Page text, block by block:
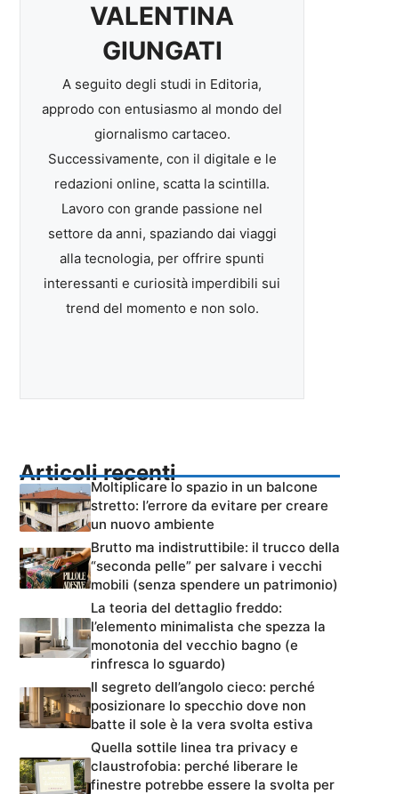
VALENTINA
GIUNGATI
A seguito degli studi in Editoria,
approdo con entusiasmo al mondo del
giornalismo cartaceo.
Successivamente, con il digitale e le
redazioni online, scatta la scintilla.
Lavoro con grande passione nel
settore da anni, spaziando dai viaggi
alla tecnologia, per offrire spunti
interessanti e curiosità imperdibili sui
trend del momento e non solo.
Articoli recenti
Moltiplicare lo spazio in un balcone
stretto: l’errore da evitare per creare
un nuovo ambiente
Brutto ma indistruttibile: il trucco della
“seconda pelle” per salvare i vecchi
mobili (senza spendere un patrimonio)
La teoria del dettaglio freddo:
l’elemento minimalista che spezza la
monotonia del vecchio bagno (e
rinfresca lo sguardo)
Il segreto dell’angolo cieco: perché
posizionare lo specchio dove non
batte il sole è la vera svolta estiva
Quella sottile linea tra privacy e
claustrofobia: perché liberare le
finestre potrebbe essere la svolta per